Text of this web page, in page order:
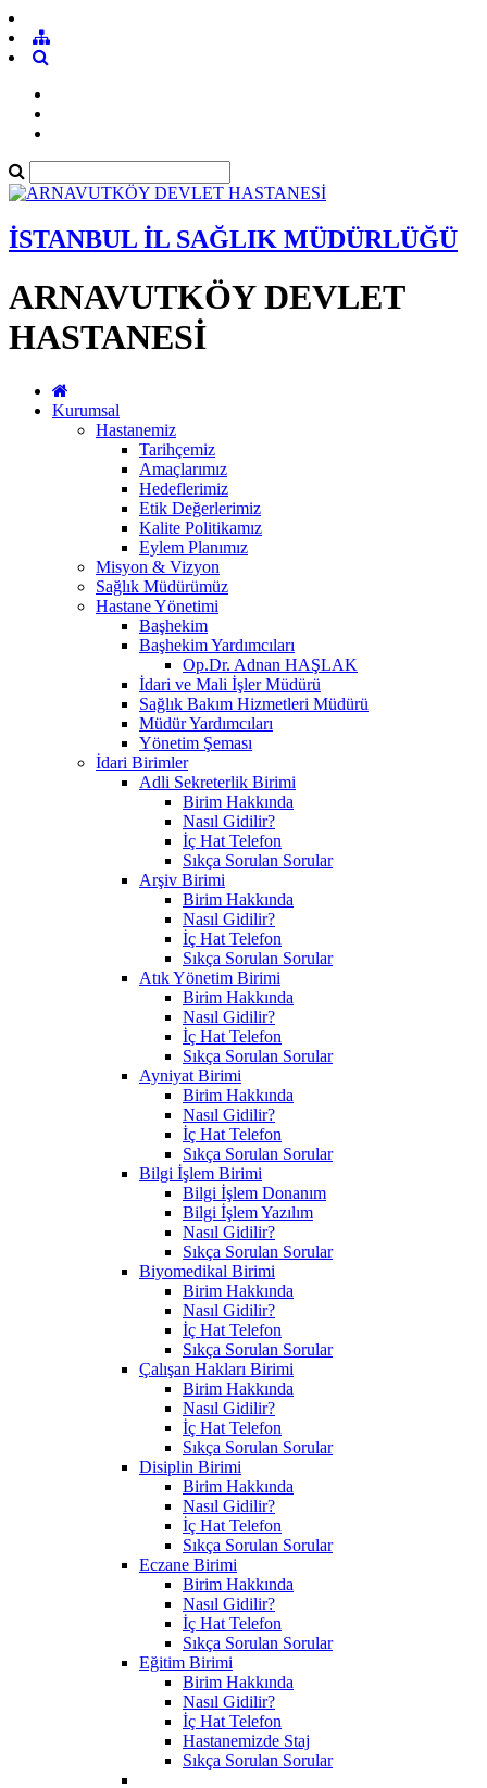
İSTANBUL İL SAĞLIK MÜDÜRLÜĞÜ
ARNAVUTKÖY DEVLET
HASTANESİ
Kurumsal
Hastanemiz
Tarihçemiz
Amaçlarımız
Hedeflerimiz
Etik Değerlerimiz
Kalite Politikamız
Eylem Planımız
Misyon & Vizyon
Sağlık Müdürümüz
Hastane Yönetimi
Başhekim
Başhekim Yardımcıları
Op.Dr. Adnan HAŞLAK
İdari ve Mali İşler Müdürü
Sağlık Bakım Hizmetleri Müdürü
Müdür Yardımcıları
Yönetim Şeması
İdari Birimler
Adli Sekreterlik Birimi
Birim Hakkında
Nasıl Gidilir?
İç Hat Telefon
Sıkça Sorulan Sorular
Arşiv Birimi
Birim Hakkında
Nasıl Gidilir?
İç Hat Telefon
Sıkça Sorulan Sorular
Atık Yönetim Birimi
Birim Hakkında
Nasıl Gidilir?
İç Hat Telefon
Sıkça Sorulan Sorular
Ayniyat Birimi
Birim Hakkında
Nasıl Gidilir?
İç Hat Telefon
Sıkça Sorulan Sorular
Bilgi İşlem Birimi
Bilgi İşlem Donanım
Bilgi İşlem Yazılım
Nasıl Gidilir?
Sıkça Sorulan Sorular
Biyomedikal Birimi
Birim Hakkında
Nasıl Gidilir?
İç Hat Telefon
Sıkça Sorulan Sorular
Çalışan Hakları Birimi
Birim Hakkında
Nasıl Gidilir?
İç Hat Telefon
Sıkça Sorulan Sorular
Disiplin Birimi
Birim Hakkında
Nasıl Gidilir?
İç Hat Telefon
Sıkça Sorulan Sorular
Eczane Birimi
Birim Hakkında
Nasıl Gidilir?
İç Hat Telefon
Sıkça Sorulan Sorular
Eğitim Birimi
Birim Hakkında
Nasıl Gidilir?
İç Hat Telefon
Hastanemizde Staj
Sıkça Sorulan Sorular